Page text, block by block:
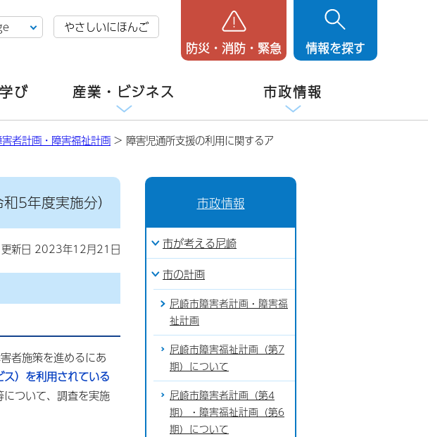
やさしいにほんご
防災・消防・緊急 情報を探す
び 産業・ビジネス 市政情報
者計画・障害福祉計画 > 障害児通所支援の利用に関するア
5年度実施分）
更新日 2023年12月21日
者施策を進めるにあ
）を利用されている
ついて、調査を実施
市政情報
市が考える尼崎
市の計画
尼崎市障害者計画・障害福
祉計画
尼崎市障害福祉計画（第7
期）について
尼崎市障害者計画（第4
期）・障害福祉計画（第6
期）について